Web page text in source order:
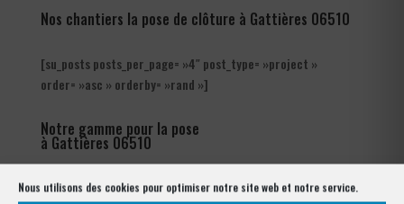
Nous utilisons des cookies pour optimiser notre site web et notre service.
Nos chantiers la pose de clôture à Gattières 06510
[su_posts posts_per_page= »4″ post_type= »project »
order= »asc » orderby= »rand »]
Notre gamme pour la pose
à Gattières 06510